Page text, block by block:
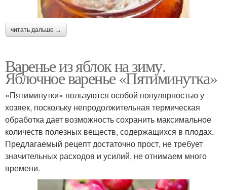
читать дальше →
Варенье из яблок на зиму.
Яблочное варенье «Пятиминутка»
«Пятиминутки» пользуются особой популярностью у
хозяек, поскольку непродолжительная термическая
обработка дает возможность сохранить максимальное
количеств полезных веществ, содержащихся в плодах.
Предлагаемый рецепт достаточно прост, не требует
значительных расходов и усилий, не отнимаем много
времени.